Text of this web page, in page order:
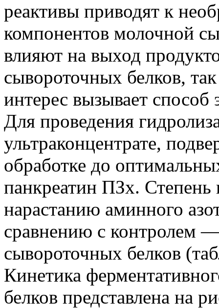
реактивы приводят к
компонентов молочной
влияют на выход
сывороточных белков,
интерес вызывает способ
Для проведения
ультраконцентрате,
обработке до
панкреатин ПЗх. Степень
нарастанию аминного
сравнению с контролем
сывороточных белков
Кинетика
белков представлена на